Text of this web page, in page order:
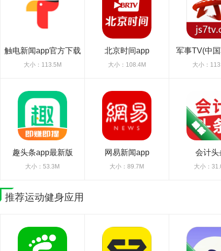
触电新闻app官方下载
2026最新版
大小：113.5M
北京时间app
大小：108.4M
军事TV(中
大小：
趣头条app最新版
大小：53.3M
网易新闻app
大小：89.7M
会计头
大小：
推荐运动健身应用